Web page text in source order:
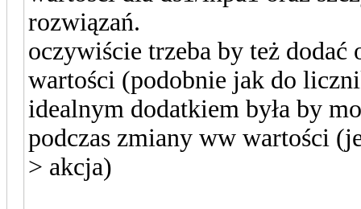
rozwiązań.
oczywiście trzeba by też
wartości (podobnie jak do
idealnym dodatkiem była by
podczas zmiany ww wartości
> akcja)